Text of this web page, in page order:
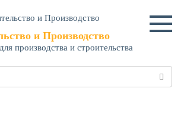
и Производство
производства и строительства